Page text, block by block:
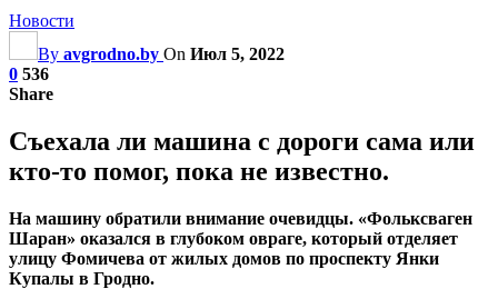
Новости
By avgrodno.by On Июл 5, 2022
0 536
Share
Съехала ли машина с дороги сама или
кто-то помог, пока не известно.
На машину обратили внимание очевидцы. «Фольксваген
Шаран» оказался в глубоком овраге, который отделяет
улицу Фомичева от жилых домов по проспекту Янки
Купалы в Гродно.